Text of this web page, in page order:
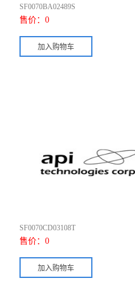
SF0070BA02489S
售价： 0
SF0070CD03108T
售价： 0